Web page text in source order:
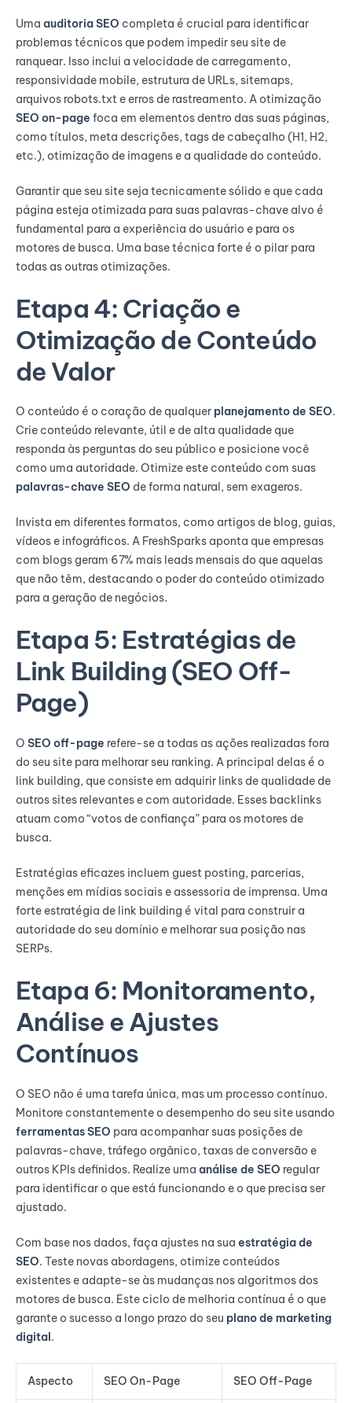
Uma auditoria SEO completa é crucial para identificar
problemas técnicos que podem impedir seu site de
ranquear. Isso inclui a velocidade de carregamento,
responsividade mobile, estrutura de URLs, sitemaps,
arquivos robots.txt e erros de rastreamento. A otimização
SEO on-page foca em elementos dentro das suas páginas,
como títulos, meta descrições, tags de cabeçalho (H1, H2,
etc.), otimização de imagens e a qualidade do conteúdo.
Garantir que seu site seja tecnicamente sólido e que cada
página esteja otimizada para suas palavras-chave alvo é
fundamental para a experiência do usuário e para os
motores de busca. Uma base técnica forte é o pilar para
todas as outras otimizações.
Etapa 4: Criação e
Otimização de Conteúdo
de Valor
O conteúdo é o coração de qualquer planejamento de SEO.
Crie conteúdo relevante, útil e de alta qualidade que
responda às perguntas do seu público e posicione você
como uma autoridade. Otimize este conteúdo com suas
palavras-chave SEO de forma natural, sem exageros.
Invista em diferentes formatos, como artigos de blog, guias,
vídeos e infográficos. A FreshSparks aponta que empresas
com blogs geram 67% mais leads mensais do que aquelas
que não têm, destacando o poder do conteúdo otimizado
para a geração de negócios.
Etapa 5: Estratégias de
Link Building (SEO Off-
Page)
O SEO off-page refere-se a todas as ações realizadas fora
do seu site para melhorar seu ranking. A principal delas é o
link building, que consiste em adquirir links de qualidade de
outros sites relevantes e com autoridade. Esses backlinks
atuam como “votos de confiança” para os motores de
busca.
Estratégias eficazes incluem guest posting, parcerias,
menções em mídias sociais e assessoria de imprensa. Uma
forte estratégia de link building é vital para construir a
autoridade do seu domínio e melhorar sua posição nas
SERPs.
Etapa 6: Monitoramento,
Análise e Ajustes
Contínuos
O SEO não é uma tarefa única, mas um processo contínuo.
Monitore constantemente o desempenho do seu site usando
ferramentas SEO para acompanhar suas posições de
palavras-chave, tráfego orgânico, taxas de conversão e
outros KPIs definidos. Realize uma análise de SEO regular
para identificar o que está funcionando e o que precisa ser
ajustado.
Com base nos dados, faça ajustes na sua estratégia de
SEO. Teste novas abordagens, otimize conteúdos
existentes e adapte-se às mudanças nos algoritmos dos
motores de busca. Este ciclo de melhoria contínua é o que
garante o sucesso a longo prazo do seu plano de marketing
digital.
Aspecto SEO On-Page SEO Off-Page